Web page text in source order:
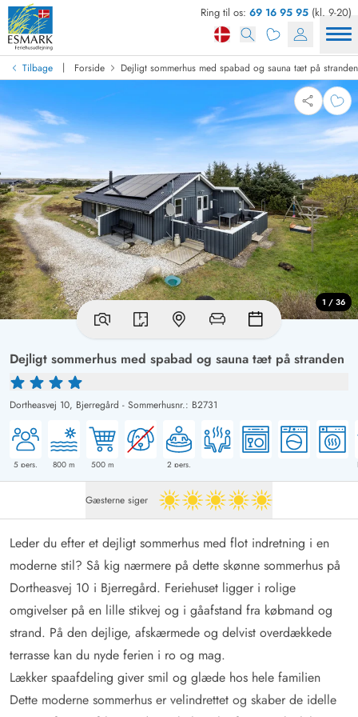
Ring til os: 69 16 95 95 (kl. 9-20)
Tilbage | Forside Dejligt sommerhus med spabad og sauna tæt på stranden
Dejligt sommerhus med spabad og sauna tæt på stranden
Dortheasvej 10, Bjerregård - Sommerhusnr.: B2731
5 pers. 800 m 500m 2 pers.
1 / 36
Gæsterne siger 5 ud af 5
Leder du efter et dejligt sommerhus med flot indretning i en
moderne stil? Så kig nærmere på dette skønne sommerhus på
Dortheasvej 10 i Bjerregård. Feriehuset ligger i rolige
omgivelser på en lille stikvej og i gåafstand fra købmand og
strand. På den dejlige, afskærmede og delvist overdækkede
terrasse kan du nyde ferien i ro og mag.
Lækker spaafdeling giver smil og glæde hos hele familien
Dette moderne sommerhus er velindrettet og skaber de idelle